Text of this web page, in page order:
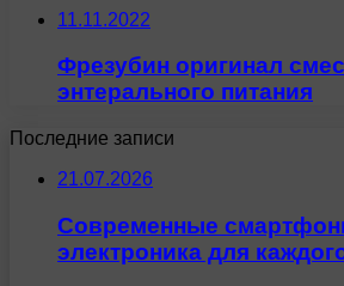
11.11.2022
Фрезубин оригинал
энтерального питания
Последние записи
21.07.2026
Современные
электроника для